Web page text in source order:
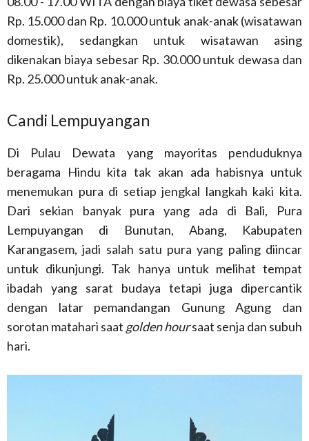
Rp. 15.000 dan Rp. 10.000 untuk anak-anak (wisatawan
domestik), sedangkan untuk wisatawan asing
dikenakan biaya sebesar Rp. 30.000 untuk dewasa dan
Rp. 25.000 untuk anak-anak.
Candi Lempuyangan
Di Pulau Dewata yang mayoritas penduduknya
beragama Hindu kita tak akan ada habisnya untuk
menemukan pura di setiap jengkal langkah kaki kita.
Dari sekian banyak pura yang ada di Bali, Pura
Lempuyangan di Bunutan, Abang, Kabupaten
Karangasem, jadi salah satu pura yang paling diincar
untuk dikunjungi. Tak hanya untuk melihat tempat
ibadah yang sarat budaya tetapi juga dipercantik
dengan latar pemandangan Gunung Agung dan
sorotan matahari saat golden hoursaat senja dan subuh
hari.